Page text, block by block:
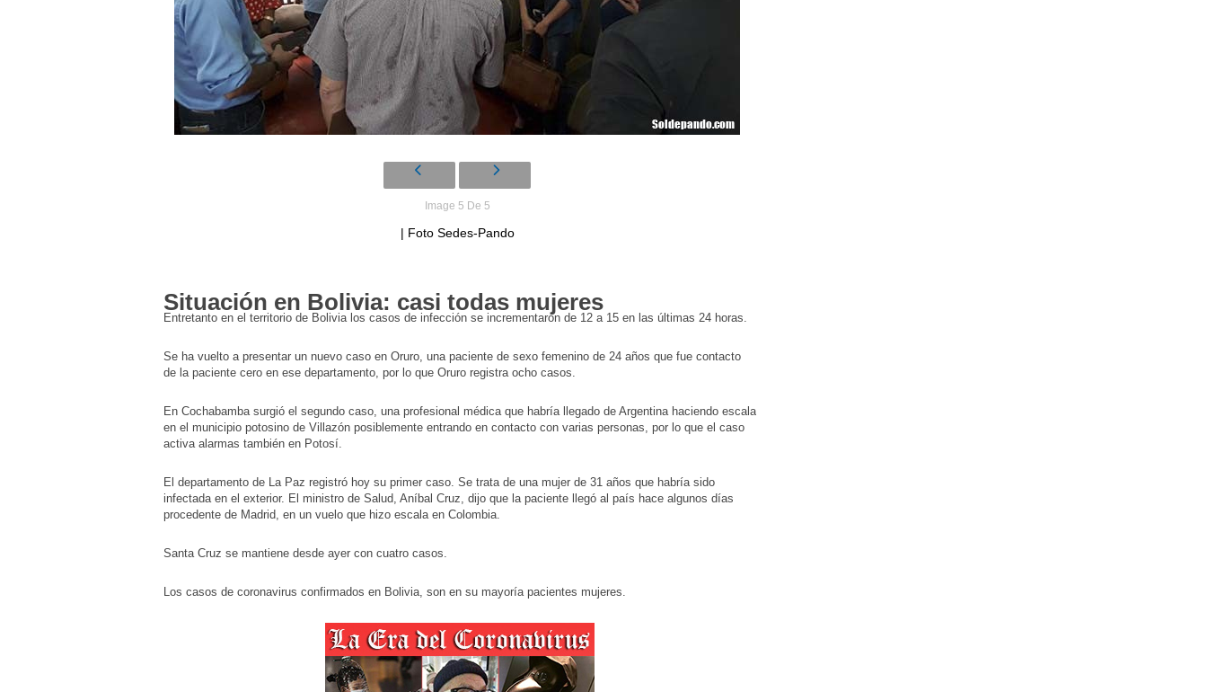
Image 5 De 5
| Foto Sedes-Pando
Situación en Bolivia: casi todas mujeres
Entretanto en el territorio de Bolivia los casos de infección se incrementaron de 12 a 15 en las últimas 24 horas.
Se ha vuelto a presentar un nuevo caso en Oruro, una paciente de sexo femenino de 24 años que fue contacto
de la paciente cero en ese departamento, por lo que Oruro registra ocho casos.
En Cochabamba surgió el segundo caso, una profesional médica que habría llegado de Argentina haciendo escala
en el municipio potosino de Villazón posiblemente entrando en contacto con varias personas, por lo que el caso
activa alarmas también en Potosí.
El departamento de La Paz registró hoy su primer caso. Se trata de una mujer de 31 años que habría sido
infectada en el exterior. El ministro de Salud, Aníbal Cruz, dijo que la paciente llegó al país hace algunos días
procedente de Madrid, en un vuelo que hizo escala en Colombia.
Santa Cruz se mantiene desde ayer con cuatro casos.
Los casos de coronavirus confirmados en Bolivia, son en su mayoría pacientes mujeres.